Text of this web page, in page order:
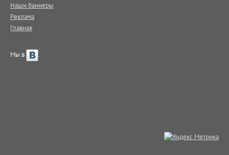
Наши баннеры
Реклама
Главная
Мы в